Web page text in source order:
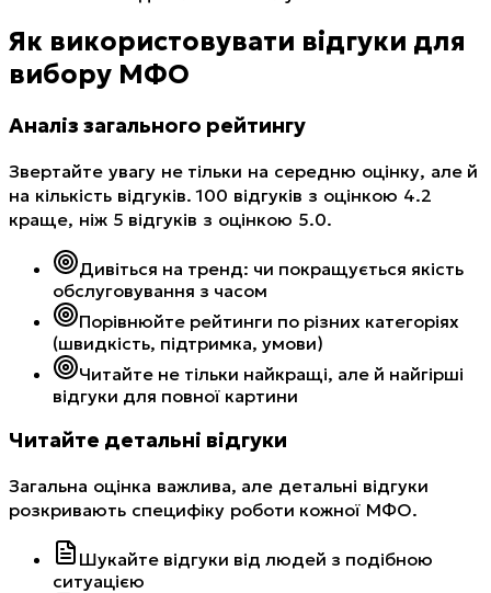
Як використовувати відгуки для
вибору МФО
Аналіз загального рейтингу
Звертайте увагу не тільки на середню оцінку, але й
на кількість відгуків. 100 відгуків з оцінкою 4.2
краще, ніж 5 відгуків з оцінкою 5.0.
Дивіться на тренд: чи покращується якість
обслуговування з часом
Порівнюйте рейтинги по різних категоріях
(швидкість, підтримка, умови)
Читайте не тільки найкращі, але й найгірші
відгуки для повної картини
Читайте детальні відгуки
Загальна оцінка важлива, але детальні відгуки
розкривають специфіку роботи кожної МФО.
Шукайте відгуки від людей з подібною
ситуацією